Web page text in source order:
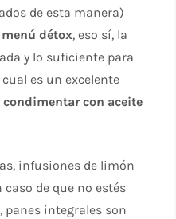
de esta manera)
détox, eso sí, la
y lo suficiente para
cual es un excelente
condimentar con aceite
infusiones de limón
de que no estés
panes integrales son